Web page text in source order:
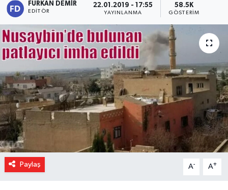
FURKAN DEMIR
EDITÖR
22.01.2019 - 17:55
YAYINLANMA
58.5K
GÖSTERIM
Paylaş A- A+
Haber Arşivi